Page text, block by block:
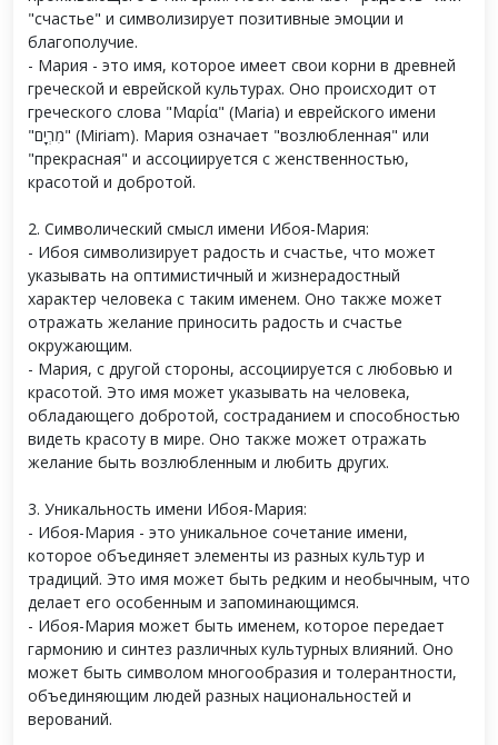
"счастье" и символизирует позитивные эмоции и
благополучие.
- Мария - это имя, которое имеет свои корни в древней
греческой и еврейской культурах. Оно происходит от
греческого слова "Μαρία" (Maria) и еврейского имени
"מִרְיָם" (Miriam). Мария означает "возлюбленная" или
"прекрасная" и ассоциируется с женственностью,
красотой и добротой.
2. Символический смысл имени Ибоя-Мария:
- Ибоя символизирует радость и счастье, что может
указывать на оптимистичный и жизнерадостный
характер человека с таким именем. Оно также может
отражать желание приносить радость и счастье
окружающим.
- Мария, с другой стороны, ассоциируется с любовью и
красотой. Это имя может указывать на человека,
обладающего добротой, состраданием и способностью
видеть красоту в мире. Оно также может отражать
желание быть возлюбленным и любить других.
3. Уникальность имени Ибоя-Мария:
- Ибоя-Мария - это уникальное сочетание имени,
которое объединяет элементы из разных культур и
традиций. Это имя может быть редким и необычным, что
делает его особенным и запоминающимся.
- Ибоя-Мария может быть именем, которое передает
гармонию и синтез различных культурных влияний. Оно
может быть символом многообразия и толерантности,
объединяющим людей разных национальностей и
верований.